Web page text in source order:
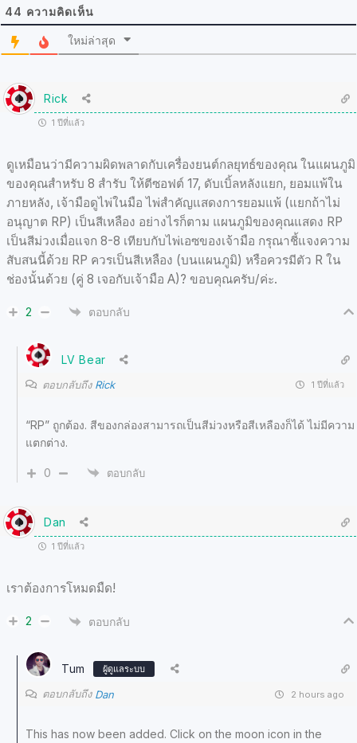
44 ความคิดเห็น
ใหม่ล่าสุด
Rick
1 ปีที่แล้ว
ดูเหมือนว่ามีความผิดพลาดกับเครื่องยนต์กลยุทธ์ของคุณ ในแผนภูมิ
ของคุณสำหรับ 8 สำรับ ให้ตีซอฟต์ 17, ดับเบิ้ลหลังแยก, ยอมแพ้ใน
ภายหลัง, เจ้ามือดูไพ่ในมือ ไพ่สำคัญแสดงการยอมแพ้ (แยกถ้าไม่
อนุญาต RP) เป็นสีเหลือง อย่างไรก็ตาม แผนภูมิของคุณแสดง RP
เป็นสีม่วงเมื่อแจก 8-8 เทียบกับไพ่เอซของเจ้ามือ กรุณาชี้แจงความ
สับสนนี้ด้วย RP ควรเป็นสีเหลือง (บนแผนภูมิ) หรือควรมีตัว R ใน
ช่องนั้นด้วย (คู่ 8 เจอกับเจ้ามือ A)? ขอบคุณครับ/ค่ะ.
2 ตอบกลับ
LV Bear
ตอบกลับถึง Rick 1 ปีที่แล้ว
“RP” ถูกต้อง. สีของกล่องสามารถเป็นสีม่วงหรือสีเหลืองก็ได้ ไม่มีความ
แตกต่าง.
0 ตอบกลับ
Dan
1 ปีที่แล้ว
เราต้องการโหมดมืด!
2 ตอบกลับ
Tum ผู้ดูแลระบบ
ตอบกลับถึง Dan 2 hours ago
This has now been added. Click on the moon icon in the